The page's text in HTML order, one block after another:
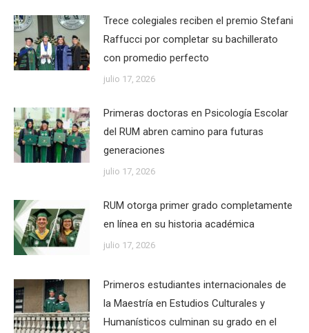
Trece colegiales reciben el premio Stefani
Raffucci por completar su bachillerato
con promedio perfecto
julio 17, 2026
Primeras doctoras en Psicología Escolar
del RUM abren camino para futuras
generaciones
julio 17, 2026
RUM otorga primer grado completamente
en línea en su historia académica
julio 17, 2026
Primeros estudiantes internacionales de
la Maestría en Estudios Culturales y
Humanísticos culminan su grado en el